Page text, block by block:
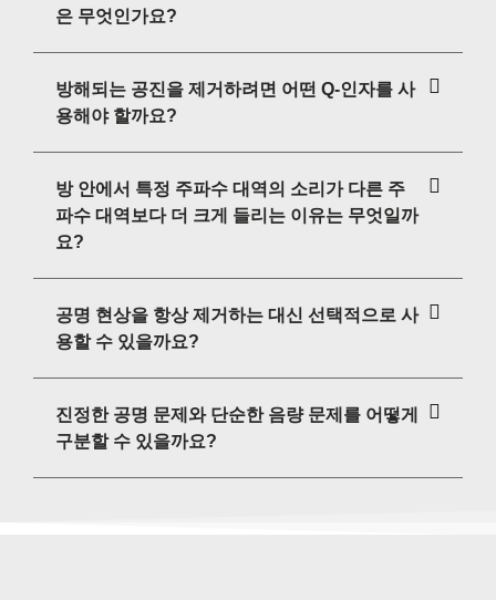
은 무엇인가요?
방해되는 공진을 제거하려면 어떤 Q-인자를 사
용해야 할까요?
방 안에서 특정 주파수 대역의 소리가 다른 주
파수 대역보다 더 크게 들리는 이유는 무엇일까
요?
공명 현상을 항상 제거하는 대신 선택적으로 사
용할 수 있을까요?
진정한 공명 문제와 단순한 음량 문제를 어떻게
구분할 수 있을까요?